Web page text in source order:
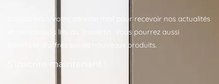
Laissez nous votre adresse mail pour recevoir nos actualités
et des conseils liés au Travertin. Vous pourrez aussi
bénéficer d'offres sur de nouveaux produits.
S'inscrire maintenant !